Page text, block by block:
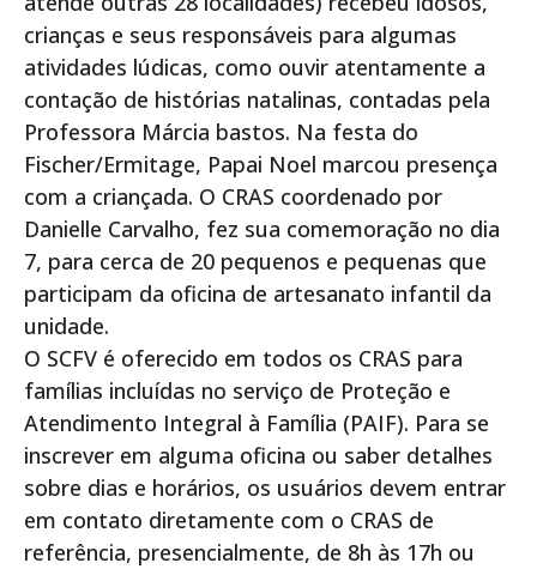
crianças e seus responsáveis para algumas
atividades lúdicas, como ouvir atentamente a
contação de histórias natalinas, contadas pela
Professora Márcia bastos. Na festa do
Fischer/Ermitage, Papai Noel marcou presença
com a criançada. O CRAS coordenado por
Danielle Carvalho, fez sua comemoração no dia
7, para cerca de 20 pequenos e pequenas que
participam da oficina de artesanato infantil da
unidade.
O SCFV é oferecido em todos os CRAS para
famílias incluídas no serviço de Proteção e
Atendimento Integral à Família (PAIF). Para se
inscrever em alguma oficina ou saber detalhes
sobre dias e horários, os usuários devem entrar
em contato diretamente com o CRAS de
referência, presencialmente, de 8h às 17h ou